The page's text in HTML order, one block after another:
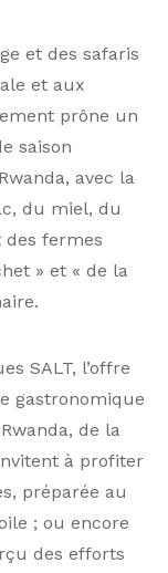
et des safaris
et aux
prône un
saison
avec la
du miel, du
fermes
» et « de la
SALT, l’offre
gastronomique
de la
à profiter
préparée au
; ou encore
des efforts